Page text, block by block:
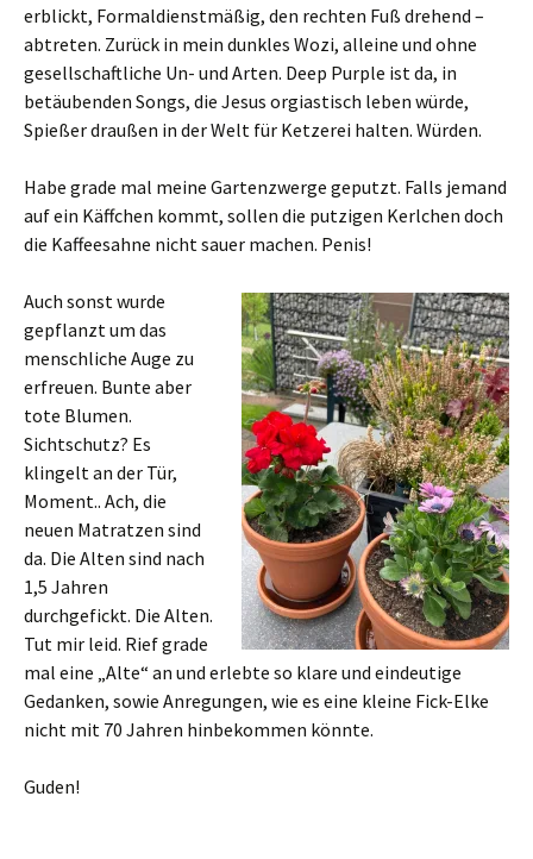
erblickt, Formaldienstmäßig, den rechten Fuß drehend –
abtreten. Zurück in mein dunkles Wozi, alleine und ohne
gesellschaftliche Un- und Arten. Deep Purple ist da, in
betäubenden Songs, die Jesus orgiastisch leben würde,
Spießer draußen in der Welt für Ketzerei halten. Würden.
Habe grade mal meine Gartenzwerge geputzt. Falls jemand
auf ein Käffchen kommt, sollen die putzigen Kerlchen doch
die Kaffeesahne nicht sauer machen. Penis!
Auch sonst wurde
gepflanzt um das
menschliche Auge zu
erfreuen. Bunte aber
tote Blumen.
Sichtschutz? Es
klingelt an der Tür,
Moment.. Ach, die
neuen Matratzen sind
da. Die Alten sind nach
1,5 Jahren
durchgefickt. Die Alten.
Tut mir leid. Rief grade
mal eine „Alte“ an und erlebte so klare und eindeutige
Gedanken, sowie Anregungen, wie es eine kleine Fick-Elke
nicht mit 70 Jahren hinbekommen könnte.
Guden!